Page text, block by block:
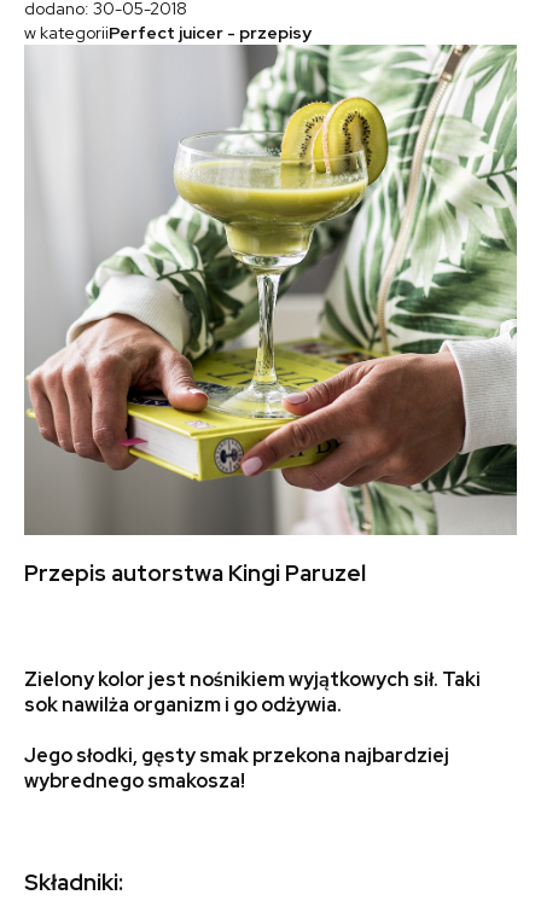
dodano: 30-05-2018
w kategoriiPerfect juicer - przepisy
Przepis autorstwa Kingi Paruzel
Zielony kolor jest nośnikiem wyjątkowych sił. Taki
sok nawilża organizm i go odżywia.
Jego słodki, gęsty smak przekona najbardziej
wybrednego smakosza!
Składniki: